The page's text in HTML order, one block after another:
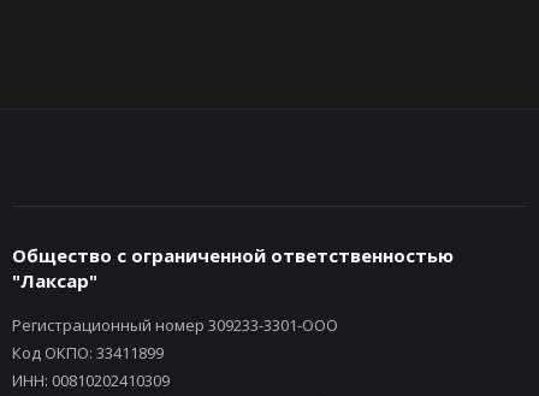
Общество с ограниченной ответственностью
"Лаксар"
Регистрационный номер 309233-3301-ООО
Код ОКПО: 33411899
ИНН: 00810202410309